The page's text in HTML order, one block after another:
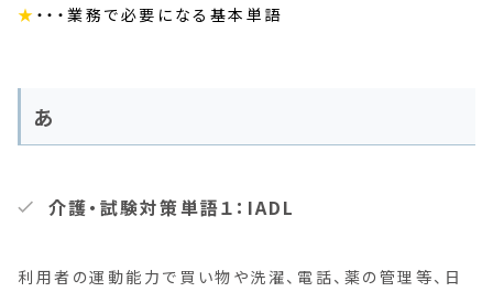
★ ・・・業務で必要になる基本単語
あ
介護・試験対策単語１：IADL
利用者の運動能力で買い物や洗濯、電話、薬の管理等、日